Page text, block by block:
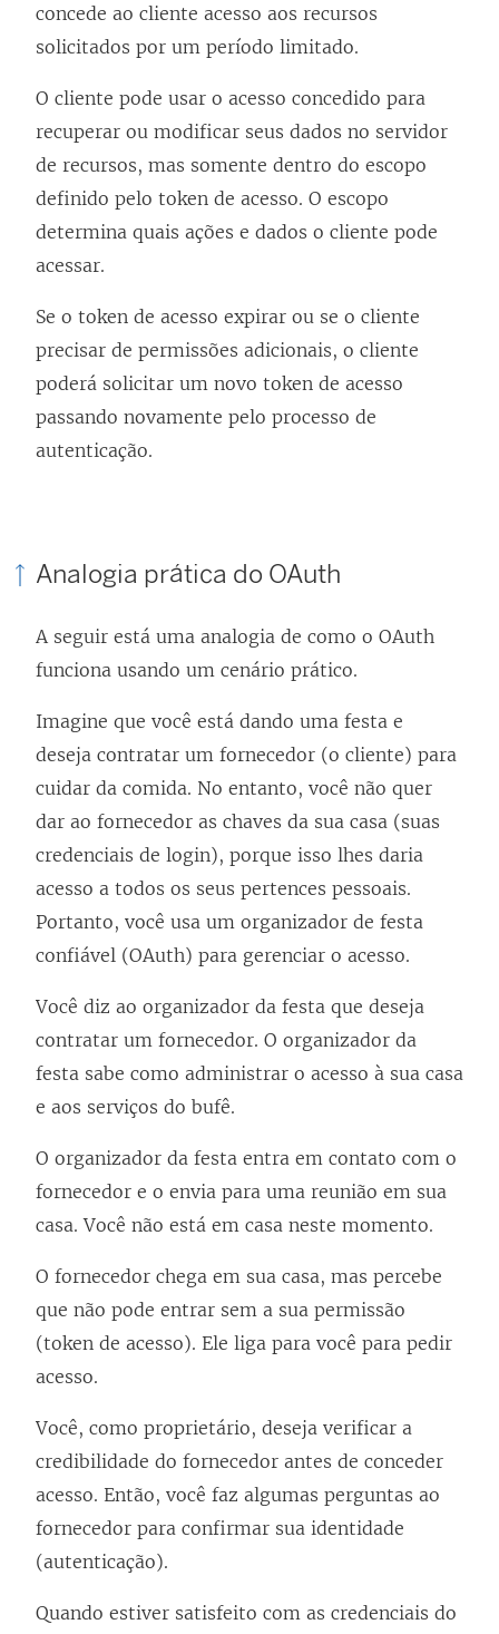
concede ao cliente acesso aos recursos
solicitados por um período limitado.
O cliente pode usar o acesso concedido para
recuperar ou modificar seus dados no servidor
de recursos, mas somente dentro do escopo
definido pelo token de acesso. O escopo
determina quais ações e dados o cliente pode
acessar.
Se o token de acesso expirar ou se o cliente
precisar de permissões adicionais, o cliente
poderá solicitar um novo token de acesso
passando novamente pelo processo de
autenticação.
Analogia prática do OAuth
A seguir está uma analogia de como o OAuth
funciona usando um cenário prático.
Imagine que você está dando uma festa e
deseja contratar um fornecedor (o cliente) para
cuidar da comida. No entanto, você não quer
dar ao fornecedor as chaves da sua casa (suas
credenciais de login), porque isso lhes daria
acesso a todos os seus pertences pessoais.
Portanto, você usa um organizador de festa
confiável (OAuth) para gerenciar o acesso.
Você diz ao organizador da festa que deseja
contratar um fornecedor. O organizador da
festa sabe como administrar o acesso à sua casa
e aos serviços do bufê.
O organizador da festa entra em contato com o
fornecedor e o envia para uma reunião em sua
casa. Você não está em casa neste momento.
O fornecedor chega em sua casa, mas percebe
que não pode entrar sem a sua permissão
(token de acesso). Ele liga para você para pedir
acesso.
Você, como proprietário, deseja verificar a
credibilidade do fornecedor antes de conceder
acesso. Então, você faz algumas perguntas ao
fornecedor para confirmar sua identidade
(autenticação).
Quando estiver satisfeito com as credenciais do